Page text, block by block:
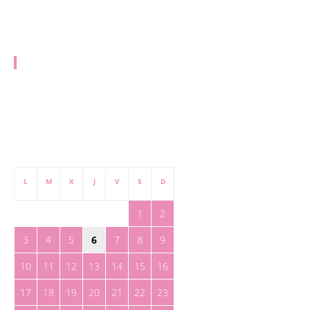
L M X J V S D
1
2
3
4 5 6 7 8
9
10
11 12 13 14 15
16
17
18 19 20 21 22 23